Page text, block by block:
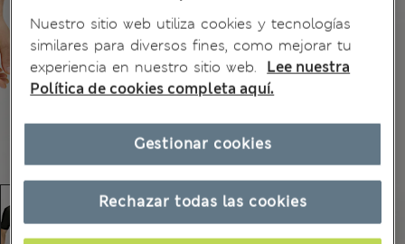
Nuestro sitio web utiliza cookies y tecnologías
similares para diversos fines, como mejorar tu
experiencia en nuestro sitio web.
Lee nuestra
Política de cookies completa aquí.
Rechazar todas las cookies
Gestionar cookies